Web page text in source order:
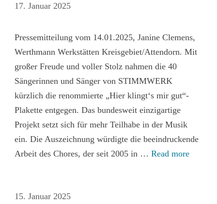
17. Januar 2025
Pressemitteilung vom 14.01.2025, Janine Clemens,
Werthmann Werkstätten Kreisgebiet/Attendorn. Mit
großer Freude und voller Stolz nahmen die 40
Sängerinnen und Sänger von STIMMWERK
kürzlich die renommierte „Hier klingt‘s mir gut“-
Plakette entgegen. Das bundesweit einzigartige
Projekt setzt sich für mehr Teilhabe in der Musik
ein. Die Auszeichnung würdigte die beeindruckende
Arbeit des Chores, der seit 2005 in … Read more
15. Januar 2025